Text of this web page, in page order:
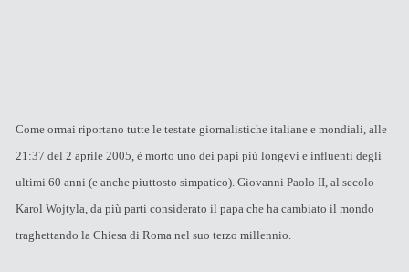
Come ormai riportano tutte le testate giornalistiche italiane e mondiali, alle
21:37 del 2 aprile 2005, è morto uno dei papi più longevi e influenti degli
ultimi 60 anni (e anche piuttosto simpatico). Giovanni Paolo II, al secolo
Karol Wojtyla, da più parti considerato il papa che ha cambiato il mondo
traghettando la Chiesa di Roma nel suo terzo millennio.